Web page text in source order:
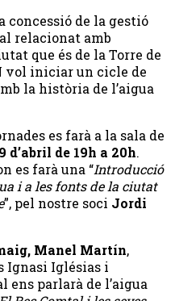
de la gestió
relacionat amb
que és de la Torre de
vol iniciar un cicle de
la història de l’aigua
es farà a la sala de
d’abril de 19h a 20h.
es farà una “Introducció
i a les fonts de la ciutat
”, pel nostre soci Jordi
Manel Martín,
Ignasi Iglésias i
ens parlarà de l’aigua